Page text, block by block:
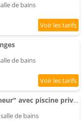
de bains
de bains
Gîte "Le Temps du Bonheur" avec piscine privée et bain nordique
de bains